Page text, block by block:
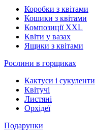
Коробки з квітами
Кошики з квітами
Композиції XXL
Квіти у вазах
Ящики з квітами
Рослини в горщиках
Кактуси і сукуленти
Квітучі
Листяні
Орхідеї
Подарунки